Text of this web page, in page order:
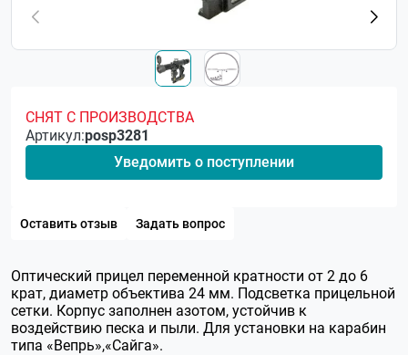
СНЯТ С ПРОИЗВОДСТВА
Артикул:posp3281
Уведомить о поступлении
Оставить отзыв Задать вопрос
Оптический прицел переменной кратности от 2 до 6
крат, диаметр объектива 24 мм. Подсветка прицельной
сетки. Корпус заполнен азотом, устойчив к
воздействию песка и пыли. Для установки на карабин
типа «Вепрь»,«Сайга».